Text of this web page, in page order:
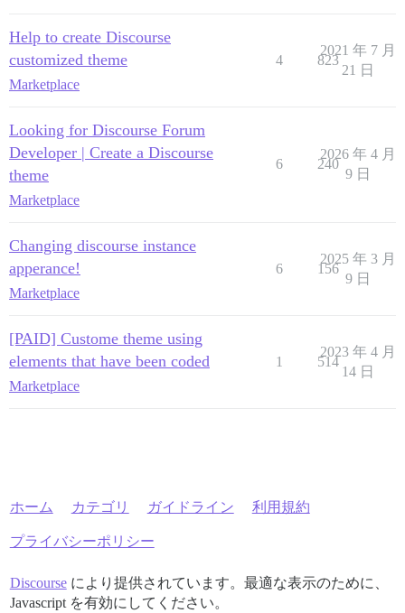
Help to create Discourse
customized theme
Marketplace
4 823
2021 年 7 月
21 日
Looking for Discourse Forum
Developer | Create a Discourse
theme
Marketplace
6 240
2026 年 4 月
9 日
Changing discourse instance
apperance!
Marketplace
6 156
2025 年 3 月
9 日
[PAID] Custome theme using
elements that have been coded
Marketplace
1 514
2023 年 4 月
14 日
ホーム カテゴリ ガイドライン 利用規約
プライバシーポリシー
Discourseにより提供されています。最適な表示のために、
Javascript を有効にしてください。